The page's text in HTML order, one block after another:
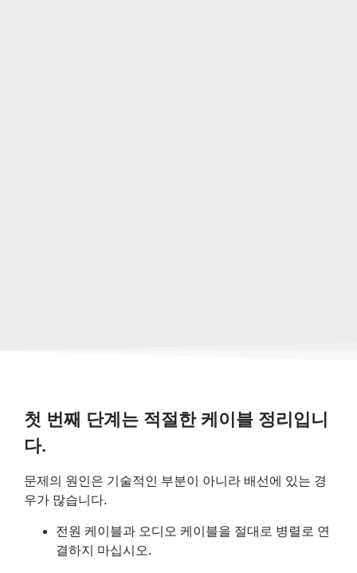
첫 번째 단계는 적절한 케이블 정리입니
다.
문제의 원인은 기술적인 부분이 아니라 배선에 있는 경
우가 많습니다.
전원 케이블과 오디오 케이블을 절대로 병렬로 연
결하지 마십시오.